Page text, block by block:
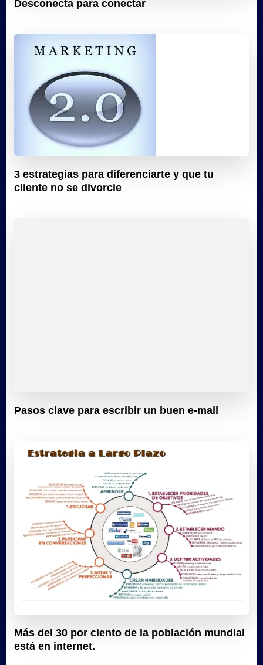
Desconecta para conectar
3 estrategias para diferenciarte y que tu
cliente no se divorcie
Pasos clave para escribir un buen e-mail
Más del 30 por ciento de la población mundial
está en internet.